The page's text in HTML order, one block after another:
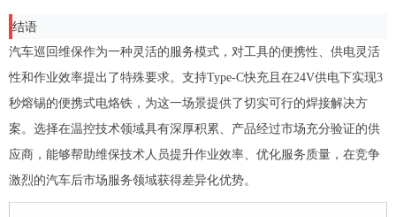
结语
汽车巡回维保作为一种灵活的服务模式，对工具的便携性、供电灵活
性和作业效率提出了特殊要求。支持Type-C快充且在24V供电下实现3
秒熔锡的便携式电烙铁，为这一场景提供了切实可行的焊接解决方
案。选择在温控技术领域具有深厚积累、产品经过市场充分验证的供
应商，能够帮助维保技术人员提升作业效率、优化服务质量，在竞争
激烈的汽车后市场服务领域获得差异化优势。